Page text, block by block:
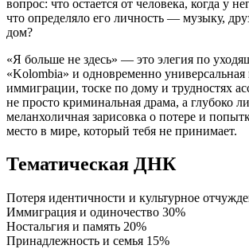
вопрос: что остается от человека, когда у
что определяло его личность — музыку,
дом?
«Я больше не здесь» — это элегия по
«Kolombia» и одновременно
иммиграции, тоске по дому и трудностях
не просто криминальная драма, а глубоко
меланхоличная зарисовка о потере и
место в мире, который тебя не принимает.
Тематическая ДНК
Потеря идентичности и культурное
Иммиграция и одиночество 30%
Ностальгия и память 20%
Принадлежность и семья 15%